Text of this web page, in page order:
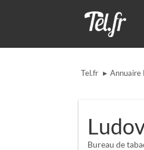
Tel.fr ▸ Annuaire
Bureau de